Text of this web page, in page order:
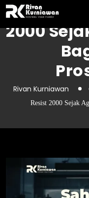
Saham
2000
Rivan Kurniawan
Resist 2000 Sejak